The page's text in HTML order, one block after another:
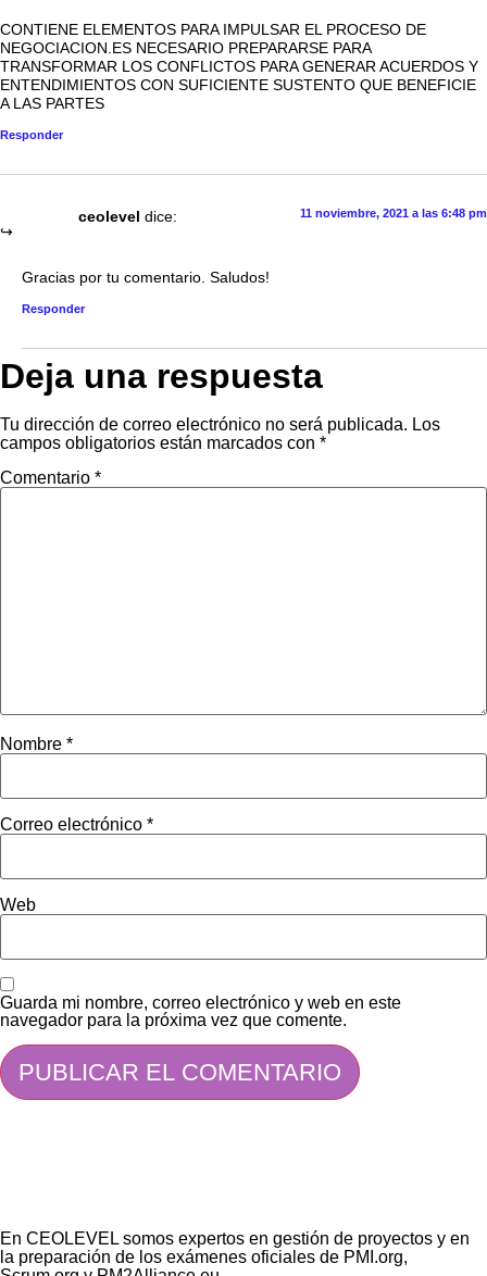
CONTIENE ELEMENTOS PARA IMPULSAR EL PROCESO DE
NEGOCIACION.ES NECESARIO PREPARARSE PARA
TRANSFORMAR LOS CONFLICTOS PARA GENERAR ACUERDOS Y
ENTENDIMIENTOS CON SUFICIENTE SUSTENTO QUE BENEFICIE
A LAS PARTES
Responder
ceolevel dice: 11 noviembre, 2021 a las 6:48 pm
Gracias por tu comentario. Saludos!
Responder
Deja una respuesta
Tu dirección de correo electrónico no será publicada. Los
campos obligatorios están marcados con *
Comentario *
Nombre *
Correo electrónico *
Web
Guarda mi nombre, correo electrónico y web en este
navegador para la próxima vez que comente.
En CEOLEVEL somos expertos en gestión de proyectos y en
la preparación de los exámenes oficiales de PMI.org,